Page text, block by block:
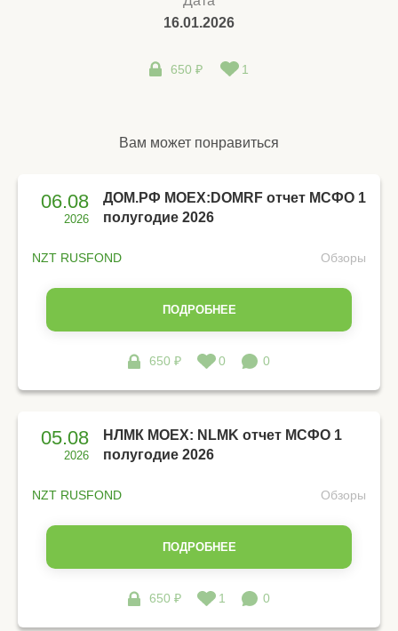
16.01.2026
650 ₽ 1
Вам может понравиться
06.08
2026
ДОМ.РФ MOEX:DOMRF отчет МСФО 1
полугодие 2026
NZT RUSFOND Обзоры
ПОДРОБНЕЕ
650 ₽ 0 0
05.08
2026
НЛМК MOEX: NLMK отчет МСФО 1
полугодие 2026
NZT RUSFOND Обзоры
ПОДРОБНЕЕ
650 ₽ 1 0